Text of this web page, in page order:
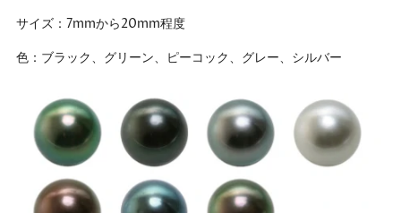
サイズ：7mmから20mm程度
色：ブラック、グリーン、ピーコック、グレー、シルバー